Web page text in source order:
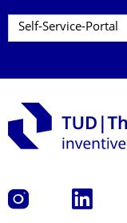
Instagram LinkedIn